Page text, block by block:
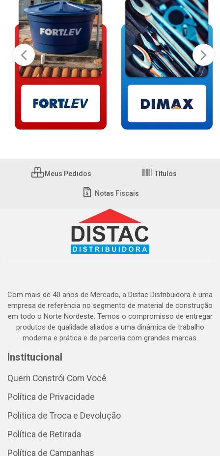
Meus Pedidos Títulos
Notas Fiscais
Com mais de 40 anos de Mercado, a Distac Distribuidora é uma
empresa de referência no segmento de material de construção
em todo o Norte Nordeste. Temos o compromisso de entregar
produtos de qualidade aliados a uma dinâmica de trabalho
moderna e prática e de parceria com grandes marcas.
Institucional
Quem Constrói Com Você
Política de Privacidade
Política de Troca e Devolução
Política de Retirada
Política de Campanhas